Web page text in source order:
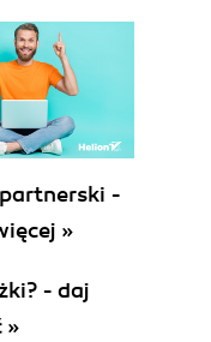
-
»
- daj
»